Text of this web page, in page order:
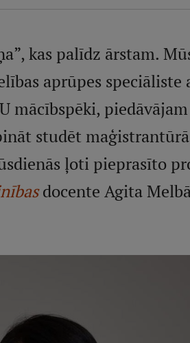
kas palīdz ārstam.
aprūpes speciāliste
mācībspēki,
studēt
ļoti pieprasīto
docente Agita